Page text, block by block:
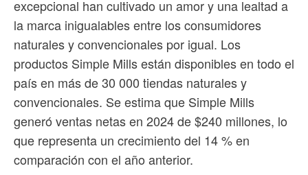
excepcional han cultivado un amor y una lealtad a
la marca inigualables entre los consumidores
naturales y convencionales por igual. Los
productos Simple Mills están disponibles en todo el
país en más de 30 000 tiendas naturales y
convencionales. Se estima que Simple Mills
generó ventas netas en 2024 de $240 millones, lo
que representa un crecimiento del 14 % en
comparación con el año anterior.